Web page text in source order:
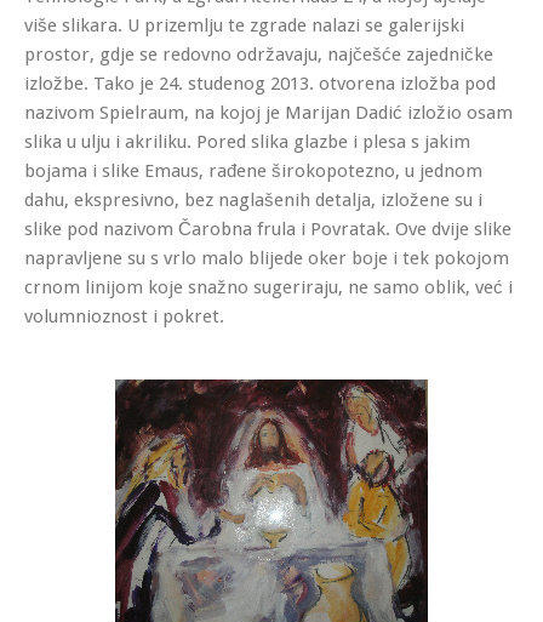
više slikara. U prizemlju te zgrade nalazi se galerijski
prostor, gdje se redovno održavaju, najčešće zajedničke
izložbe. Tako je 24. studenog 2013. otvorena izložba pod
nazivom Spielraum, na kojoj je Marijan Dadić izložio osam
slika u ulju i akriliku. Pored slika glazbe i plesa s jakim
bojama i slike Emaus, rađene širokopotezno, u jednom
dahu, ekspresivno, bez naglašenih detalja, izložene su i
slike pod nazivom Čarobna frula i Povratak. Ove dvije slike
napravljene su s vrlo malo blijede oker boje i tek pokojom
crnom linijom koje snažno sugeriraju, ne samo oblik, već i
volumnioznost i pokret.